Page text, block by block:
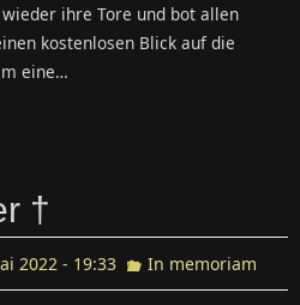
ihre Tore und bot allen
kostenlosen Blick auf die
eine…
†
2022 - 19:33 In memoriam